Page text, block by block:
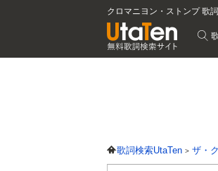
クロマニヨン・ストンプ 歌
歌詞検索UtaTen ザ・